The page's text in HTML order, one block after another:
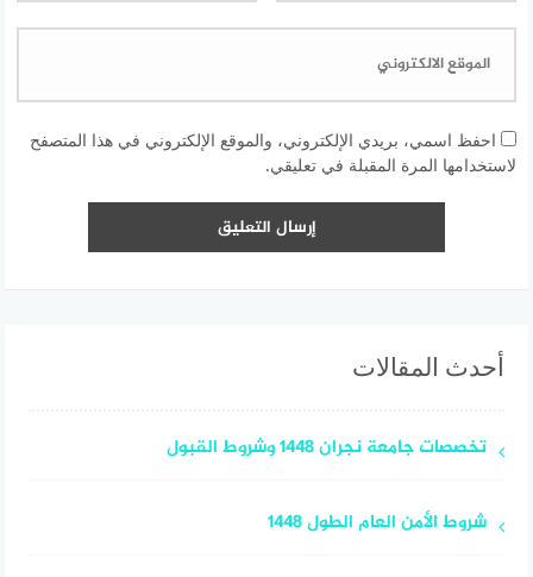
احفظ اسمي، بريدي الإلكتروني، والموقع الإلكتروني في هذا المتصفح
لاستخدامها المرة المقبلة في تعليقي.
أحدث المقالات
تخصصات جامعة نجران 1448 وشروط القبول
شروط الأمن العام الطول 1448